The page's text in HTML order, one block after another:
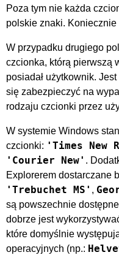
Poza tym nie każda
polskie znaki.
W przypadku drugiego
czcionka, którą pierwszą
posiadał użytkownik.
się zabezpieczyć na
rodzaju czcionki przez
W systemie Windows
czcionki: 'Times New
'Courier New' .
Explorerem dostarczane
'Trebuchet MS' ,
są powszechnie
dobrze jest
które domyślnie
operacyjnych (np.: